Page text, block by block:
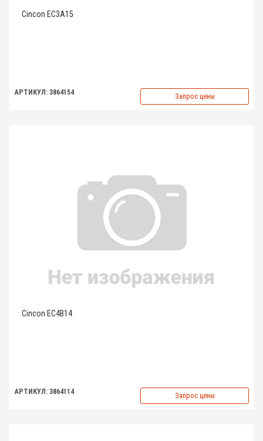
Cincon EC3A15
АРТИКУЛ: 3864154 Запрос цены
Cincon EC4B14
АРТИКУЛ: 3864114 Запрос цены